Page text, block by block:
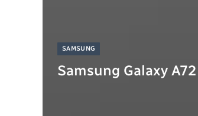
SAMSUNG
Samsung Galaxy A72